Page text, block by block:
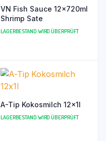
VN Fish Sauce 12x720ml
Shrimp Sate
LAGERBESTAND WIRD ÜBERPRÜFT
A-Tip Kokosmilch 12x1l
LAGERBESTAND WIRD ÜBERPRÜFT